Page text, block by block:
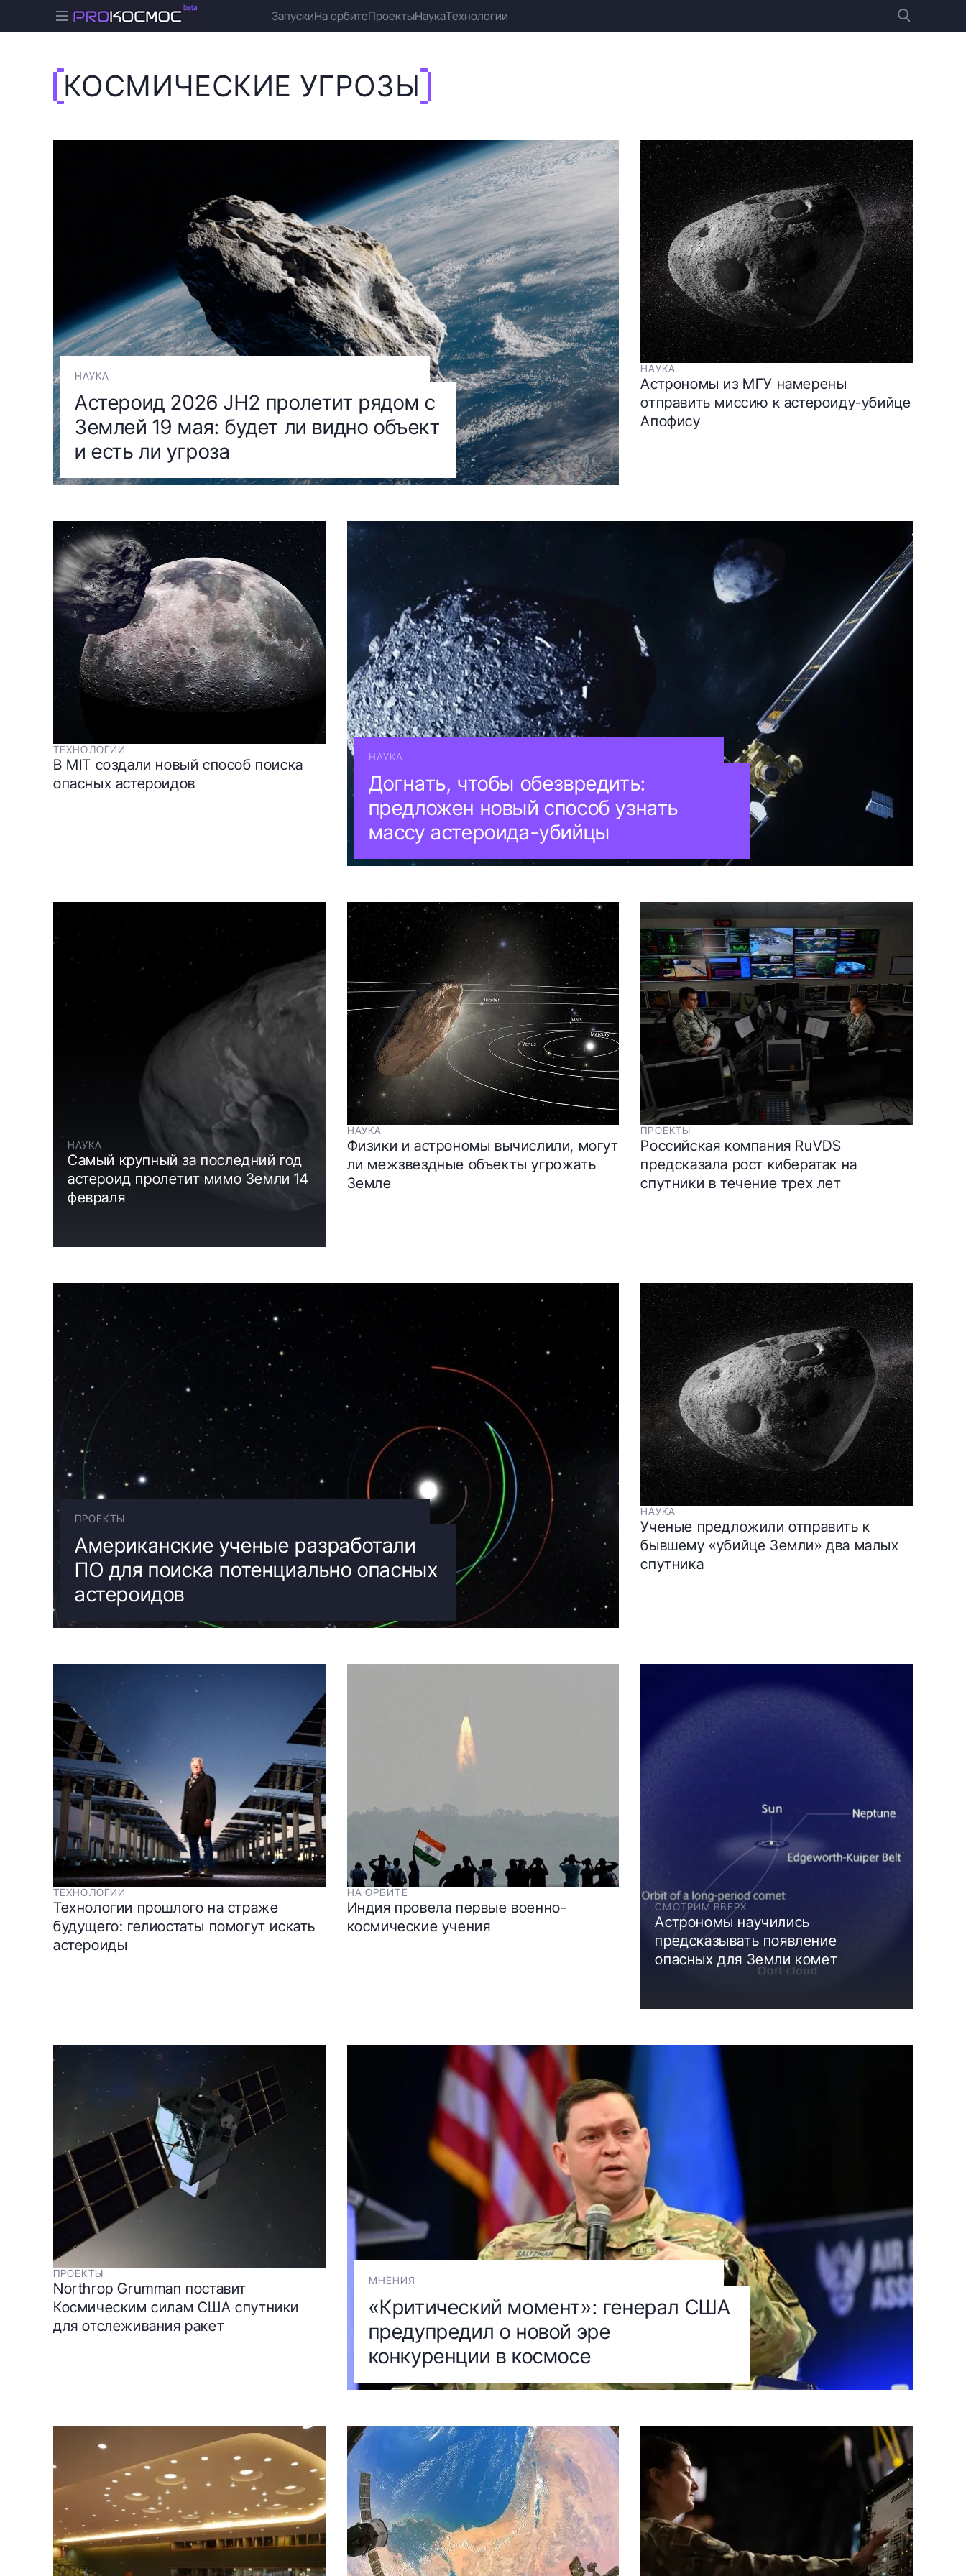
ЗапускиНа орбитеПроектыНаукаТехнологии
КОСМИЧЕСКИЕ УГРОЗЫ
НАУКА
Астероид 2026 JH2 пролетит рядом с
Землей 19 мая: будет ли видно объект
и есть ли угроза
НАУКА
Астрономы из МГУ намерены
отправить миссию к астероиду-убийце
Апофису
ТЕХНОЛОГИИ
В MIT создали новый способ поиска
опасных астероидов
НАУКА
Догнать, чтобы обезвредить:
предложен новый способ узнать
массу астероида-убийцы
НАУКА
Самый крупный за последний год
астероид пролетит мимо Земли 14
февраля
НАУКА
Физики и астрономы вычислили, могут
ли межзвездные объекты угрожать
Земле
ПРОЕКТЫ
Российская компания RuVDS
предсказала рост кибератак на
спутники в течение трех лет
ПРОЕКТЫ
Американские ученые разработали
ПО для поиска потенциально опасных
астероидов
НАУКА
Ученые предложили отправить к
бывшему «убийце Земли» два малых
спутника
ТЕХНОЛОГИИ
Технологии прошлого на страже
будущего: гелиостаты помогут искать
астероиды
НА ОРБИТЕ
Индия провела первые военно-
космические учения
СМОТРИМ ВВЕРХ
Астрономы научились
предсказывать появление
опасных для Земли комет
ПРОЕКТЫ
Northrop Grumman поставит
Космическим силам США спутники
для отслеживания ракет
МНЕНИЯ
«Критический момент»: генерал США
предупредил о новой эре
конкуренции в космосе